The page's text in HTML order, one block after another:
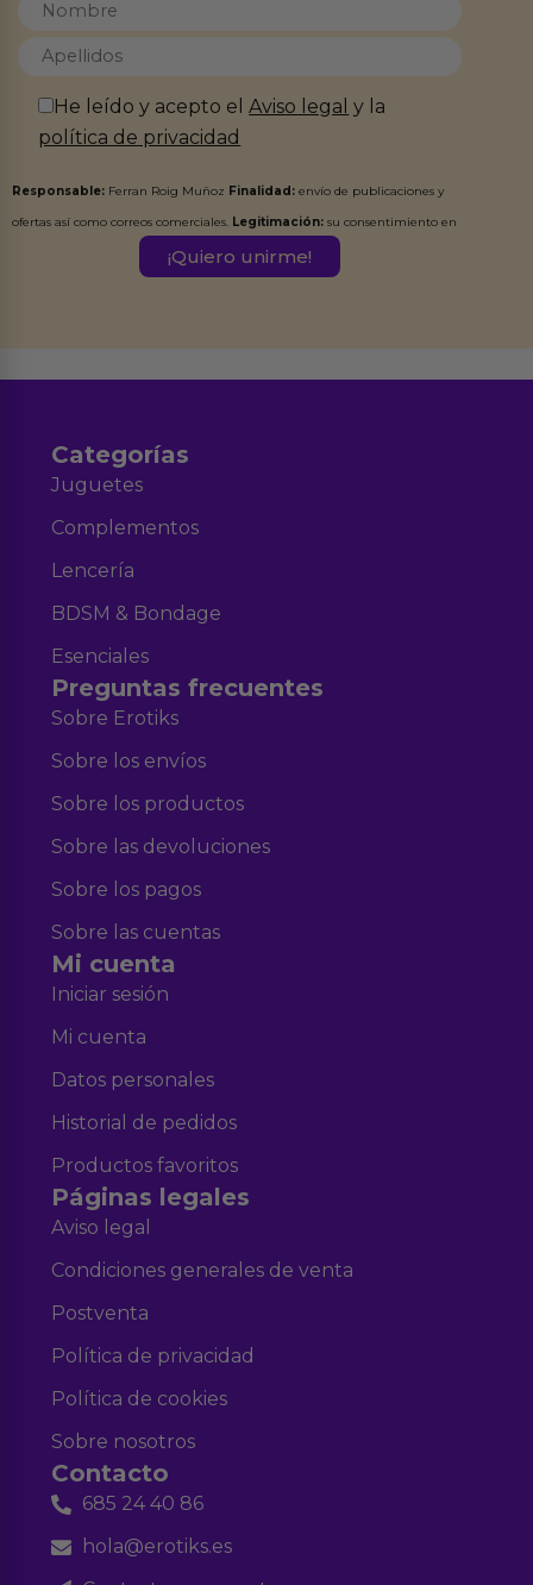
He leído y acepto elAviso legal y la
política de privacidad
Responsable: Ferran Roig Muñoz Finalidad: envío de publicaciones y
ofertas así como correos comerciales. Legitimación: su consentimiento en
Destinatarios:Ferran Roig Muñoz. Podrás ejercer tus
Categorías
Juguetes
Complementos
Lencería
BDSM & Bondage
Esenciales
Preguntas frecuentes
Sobre Erotiks
Sobre los envíos
Sobre los productos
Sobre las devoluciones
Sobre los pagos
Sobre las cuentas
Mi cuenta
Iniciar sesión
Mi cuenta
Datos personales
Historial de pedidos
Productos favoritos
Páginas legales
Aviso legal
Condiciones generales de venta
Postventa
Política de privacidad
Política de cookies
Sobre nosotros
Contacto
685 24 40 86
hola@erotiks.es